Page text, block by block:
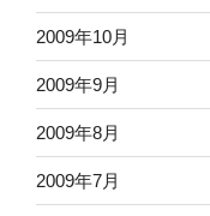
2009年10月
2009年9月
2009年8月
2009年7月